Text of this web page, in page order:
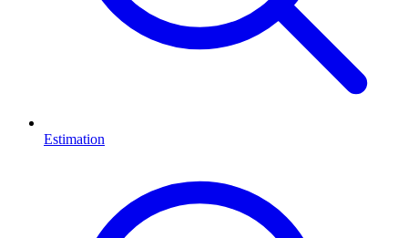
Estimation